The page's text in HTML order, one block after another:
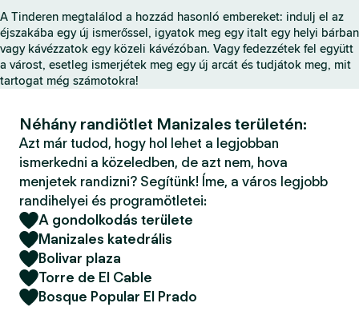
a
l
A Tinderen megtalálod a hozzád hasonló embereket: indulj el az
éjszakába egy új ismerőssel, igyatok meg egy italt egy helyi bárban
vagy kávézzatok egy közeli kávézóban. Vagy fedezzétek fel együtt
a várost, esetleg ismerjétek meg egy új arcát és tudjátok meg, mit
tartogat még számotokra!
Néhány randiötlet Manizales területén:
Azt már tudod, hogy hol lehet a legjobban
ismerkedni a közeledben, de azt nem, hova
menjetek randizni? Segítünk! Íme, a város legjobb
randihelyei és programötletei:
A gondolkodás területe
Manizales katedrális
Bolivar plaza
Torre de El Cable
Bosque Popular El Prado